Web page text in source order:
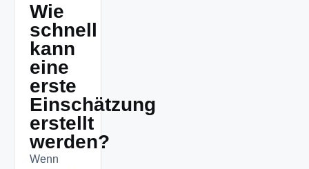
Wie
schnell
kann
eine
erste
Einschätzung
erstellt
werden?
Wenn